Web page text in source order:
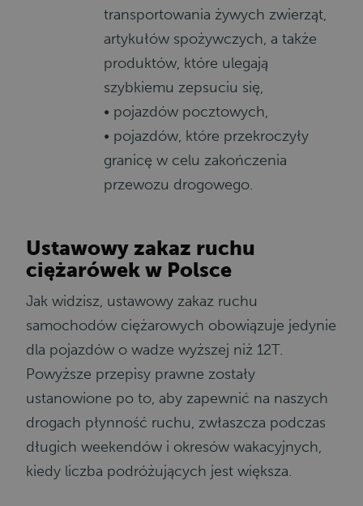
transportowania żywych zwierząt,
artykułów spożywczych, a także
produktów, które ulegają
szybkiemu zepsuciu się,
• pojazdów pocztowych,
• pojazdów, które przekroczyły
granicę w celu zakończenia
przewozu drogowego.
Ustawowy zakaz ruchu
ciężarówek w Polsce
Jak widzisz, ustawowy zakaz ruchu
samochodów ciężarowych obowiązuje jedynie
dla pojazdów o wadze wyższej niż 12T.
Powyższe przepisy prawne zostały
ustanowione po to, aby zapewnić na naszych
drogach płynność ruchu, zwłaszcza podczas
długich weekendów i okresów wakacyjnych,
kiedy liczba podróżujących jest większa.